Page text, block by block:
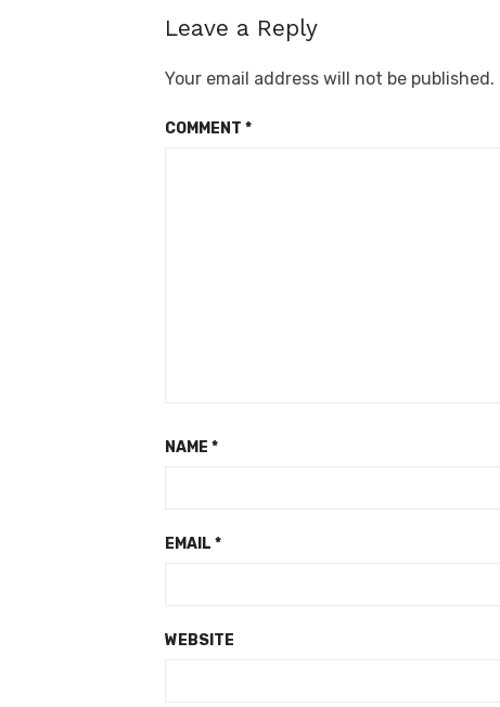
Leave a Reply
Your email address will not be published.
COMMENT *
NAME *
EMAIL *
WEBSITE